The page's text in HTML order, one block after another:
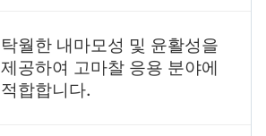
탁월한 내마모성 및 윤활성을
제공하여 고마찰 응용 분야에
적합합니다.